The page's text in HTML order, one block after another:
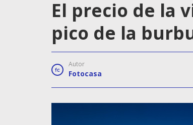
El precio de la
pico de la
Autor
Fotocasa